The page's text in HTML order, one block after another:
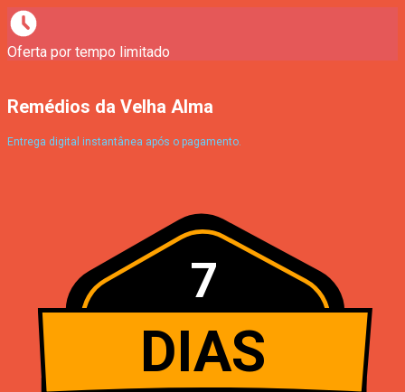
Oferta por tempo limitado
Remédios da Velha Alma
Entrega digital instantânea após o pagamento.
7
DIAS